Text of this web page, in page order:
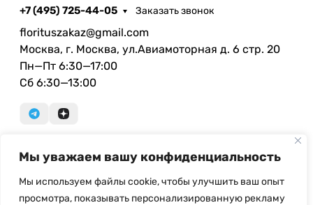
Мы уважаем вашу конфиденциальность
Мы используем файлы cookie, чтобы улучшить ваш опыт
просмотра, показывать персонализированную рекламу
+7 (495) 725-44-05 Заказать звонок
florituszakaz@gmail.com
Москва, г. Москва, ул.Авиамоторная д. 6 стр. 20
Пн—Пт 6:30—17:00
Сб 6:30—13:00
© Copyright, 2026 Floritus.com - оптовая продажа
искусственных цветов и ритуальных